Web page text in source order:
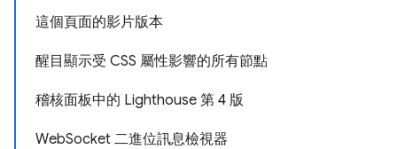
這個頁面的影片版本
醒目顯示受 CSS 屬性影響的所有節點
稽核面板中的 Lighthouse 第 4 版
WebSocket 二進位訊息檢視器